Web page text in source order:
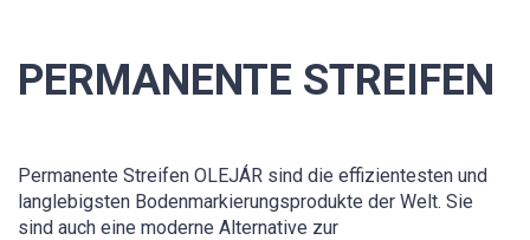
PERMANENTE STREIFEN
Permanente Streifen OLEJÁR sind die effizientesten und
langlebigsten Bodenmarkierungsprodukte der Welt. Sie
sind auch eine moderne Alternative zur